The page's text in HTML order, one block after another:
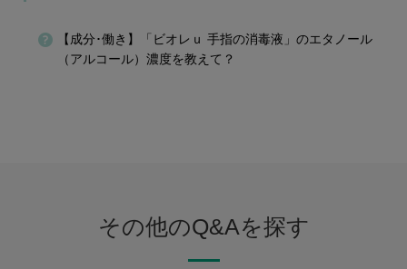
【成分･働き】「ビオレｕ 手指の消毒液」のエタノール
（アルコール）濃度を教えて？
その他のQ&Aを探す